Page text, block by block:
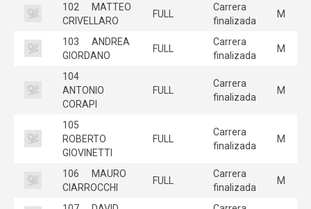
102
MATTEO
CRIVELLARO
FULL
Carrera
finalizada
M
103
ANDREA
GIORDANO
FULL
Carrera
finalizada
M
104
ANTONIO
CORAPI
FULL
Carrera
finalizada
M
105
ROBERTO
GIOVINETTI
FULL
Carrera
finalizada
M
106
MAURO
CIARROCCHI
FULL
Carrera
finalizada
M